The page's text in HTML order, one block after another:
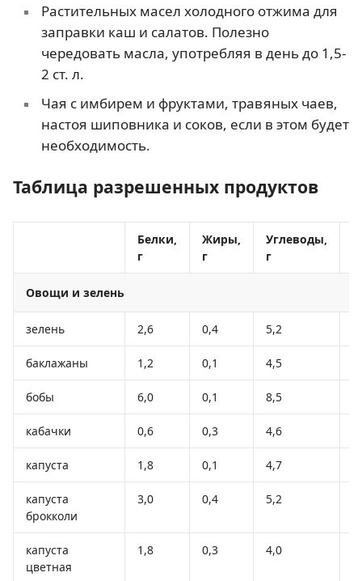
Растительных масел холодного отжима для
заправки каш и салатов. Полезно
чередовать масла, употребляя в день до 1,5-
2 ст. л.
Чая с имбирем и фруктами, травяных чаев,
настоя шиповника и соков, если в этом будет
необходимость.
Таблица разрешенных продуктов
Белки,
г
Жиры,
г
Углеводы,
г
Овощи и зелень
зелень 2,6 0,4 5,2
баклажаны 1,2 0,1 4,5
бобы 6,0 0,1 8,5
кабачки 0,6 0,3 4,6
капуста 1,8 0,1 4,7
капуста
брокколи
3,0 0,4 5,2
капуста
цветная
1,8 0,3 4,0